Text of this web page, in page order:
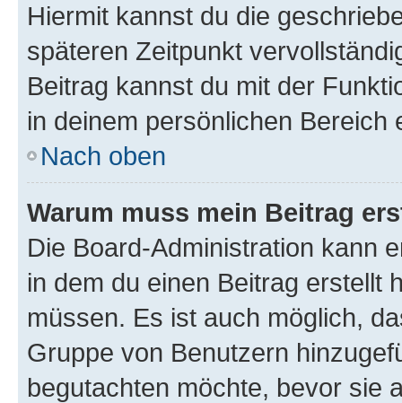
Hiermit kannst du die
späteren Zeitpunkt
Beitrag kannst du mit der
in deinem persönlichen Bereich
Nach oben
Warum muss mein Beitrag
Die Board-Administration kann
in dem du einen Beitrag erstellt
müssen. Es ist auch möglich,
Gruppe von Benutzern
begutachten möchte, bevor sie